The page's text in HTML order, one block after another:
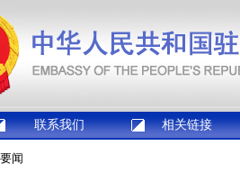
联系我们 相关链接
闻